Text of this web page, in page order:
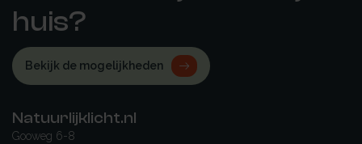
huis?
Bekijk de mogelijkheden
Natuurlijklicht.nl
Gooweg 6-8